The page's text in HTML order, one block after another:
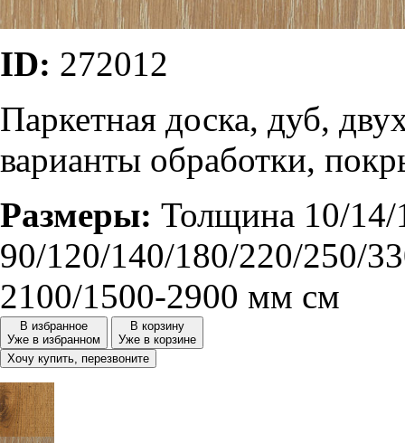
ID: 272012
Паркетная доска, дуб,
варианты обработки,
Размеры: Толщина 10/
90/120/140/180/220/250/
2100/1500-2900 мм см
В избранное
Уже в избранном
В корзину
Уже в корзине
Хочу купить, перезвоните